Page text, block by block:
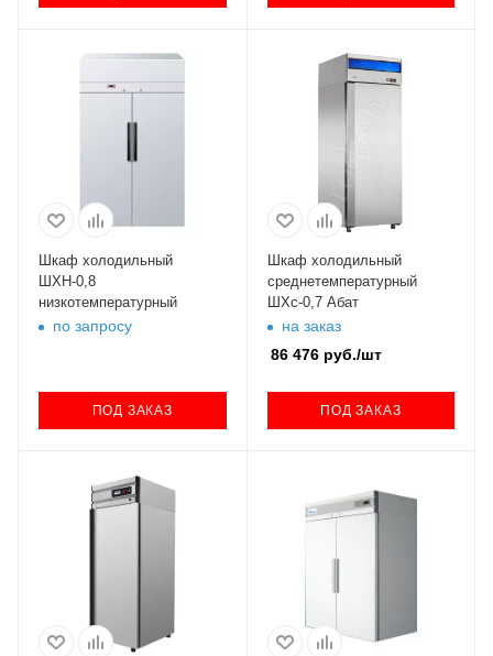
Шкаф холодильный
ШХН-0,8
низкотемпературный
по запросу
ПОД ЗАКАЗ
Шкаф холодильный
среднетемпературный
ШХс-0,7 Абат
на заказ
86 476руб./шт
ПОД ЗАКАЗ